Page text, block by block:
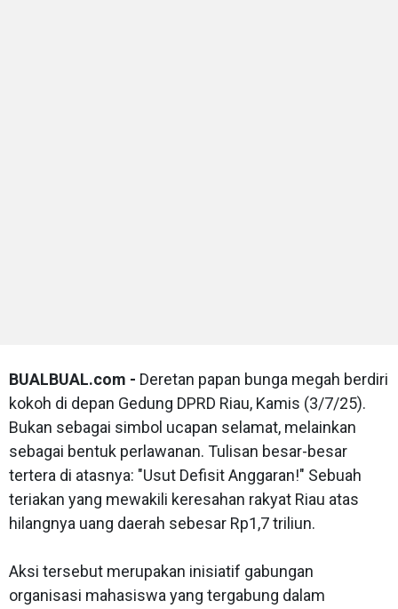
BUALBUAL.com - Deretan papan bunga megah berdiri
kokoh di depan Gedung DPRD Riau, Kamis (3/7/25).
Bukan sebagai simbol ucapan selamat, melainkan
sebagai bentuk perlawanan. Tulisan besar-besar
tertera di atasnya: "Usut Defisit Anggaran!" Sebuah
teriakan yang mewakili keresahan rakyat Riau atas
hilangnya uang daerah sebesar Rp1,7 triliun.
Aksi tersebut merupakan inisiatif gabungan
organisasi mahasiswa yang tergabung dalam